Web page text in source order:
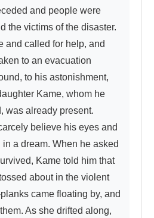
and people were
the victims of the disaster.
and called for help, and
to an evacuation
to his astonishment,
Kame, whom he
was already present.
believe his eyes and
a dream. When he asked
Kame told him that
about in the violent
came floating by, and
As she drifted along,